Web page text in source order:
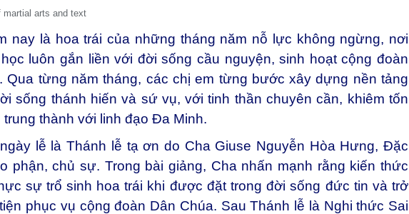
nay là hoa trái của những tháng năm nỗ lực không ngừng, nơi
luôn gắn liền với đời sống cầu nguyện, sinh hoạt cộng đoàn
Qua từng năm tháng, các chị em từng bước xây dựng nền tảng
sống thánh hiến và sứ vụ, với tinh thần chuyên cần, khiêm tốn
trung thành với linh đạo Đa Minh.
lễ là Thánh lễ tạ ơn do Cha Giuse Nguyễn Hòa Hưng, Đặc
phận, chủ sự. Trong bài giảng, Cha nhấn mạnh rằng kiến thức
sự trổ sinh hoa trái khi được đặt trong đời sống đức tin và trở
phục vụ cộng đoàn Dân Chúa. Sau Thánh lễ là Nghi thức Sai